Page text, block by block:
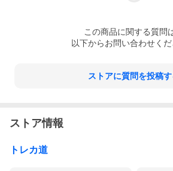
この商品に関する質問
以下からお問い合わせくだ
ストアに質問を投稿す
ストア情報
トレカ道